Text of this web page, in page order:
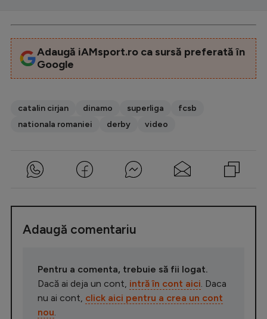
Adaugă iAMsport.ro ca sursă preferată în
Google
catalin cirjan dinamo superliga
fcsb
nationala romaniei
derby video
Adaugă comentariu
Pentru a comenta, trebuie să fii logat.
Dacă ai deja un cont, intră în cont aici. Daca
nu ai cont, click aici pentru a crea un cont
nou.